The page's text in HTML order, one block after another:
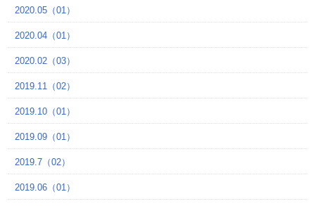
2020.05（01）
2020.04（01）
2020.02（03）
2019.11（02）
2019.10（01）
2019.09（01）
2019.7（02）
2019.06（01）